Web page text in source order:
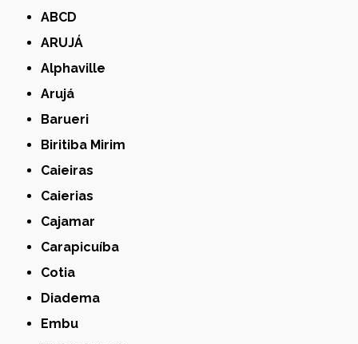
ABCD
ARUJÁ
Alphaville
Arujá
Barueri
Biritiba Mirim
Caieiras
Caierias
Cajamar
Carapicuíba
Cotia
Diadema
Embu